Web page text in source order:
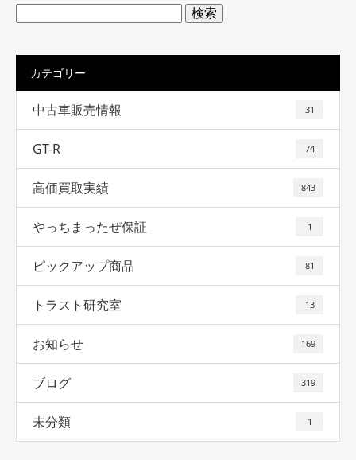
検
索:
カテゴリー
中古車販売情報 31
GT-R 74
高価買取実績 843
やっちまったぜ保証 1
ピックアップ商品 81
トラスト研究室 13
お知らせ 169
ブログ 319
未分類 1